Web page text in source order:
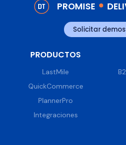
PROMISE
Solicitar
PRODUCTOS
LastMile
QuickCommerce
PlannerPro
Integraciones